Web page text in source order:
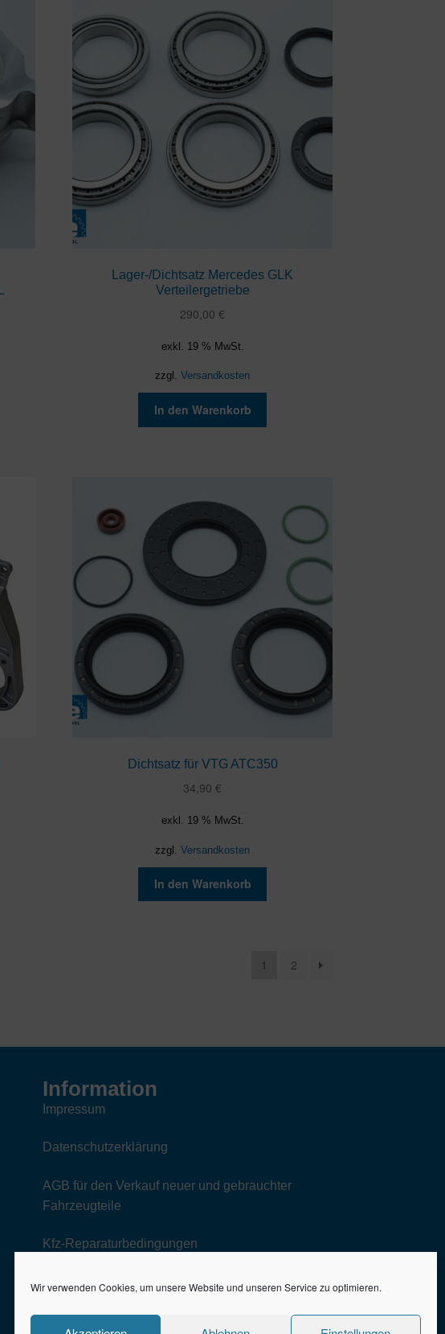
Wir verwenden Cookies, um unsere Website und unseren Service zu optimieren.
Lager-/Dichtsatz Mercedes GLK
Verteilergetriebe
290,00€
exkl. 19 % MwSt.
zzgl.Versandkosten
In den Warenkorb
Dichtsatz für VTG ATC350
34,90€
exkl. 19 % MwSt.
zzgl.Versandkosten
In den Warenkorb
1 2
Information
Impressum
Datenschutzerklärung
AGB für den Verkauf neuer und gebrauchter
Fahrzeugteile
Kfz-Reparaturbedingungen